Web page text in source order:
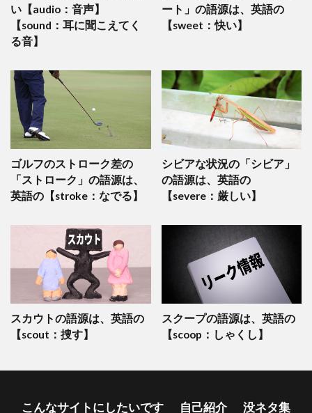
い【audio：音声】
【sound：耳に聞こえてく
る音】
ート」の語源は、英語の
【sweet：快い】
ゴルフのストローク差の
「ストローク」の語源は、
英語の【stroke：なでる】
シビアな状況の「シビア」
の語源は、英語の
【severe：厳しい】
スカウトの語源は、英語の
【scout：捜す】
スクープの語源は、英語の
【scoop：しゃくし】
こんなサイトにしたいです 自己紹介 没ネタ集